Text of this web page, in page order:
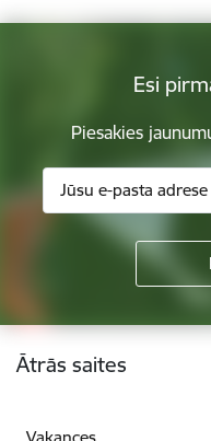
Esi
Piesakies
Kājene
Ātrās saites